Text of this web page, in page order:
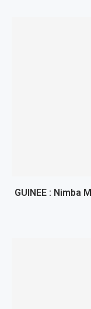
GUINEE : Nimba